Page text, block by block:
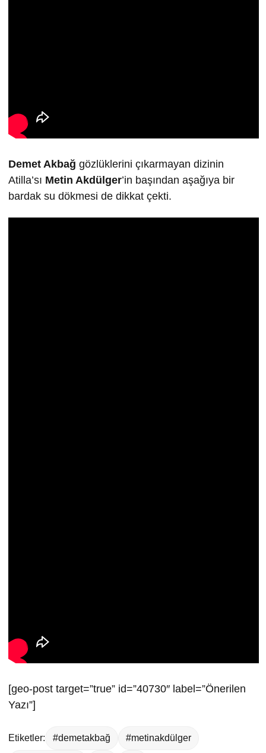
Demet Akbağ gözlüklerini çıkarmayan dizinin
Atilla’sı Metin Akdülger’in başından aşağıya bir
bardak su dökmesi de dikkat çekti.
[geo-post target=”true” id=”40730″ label=”Önerilen
Yazı”]
Etiketler: #demetakbağ #metinakdülger